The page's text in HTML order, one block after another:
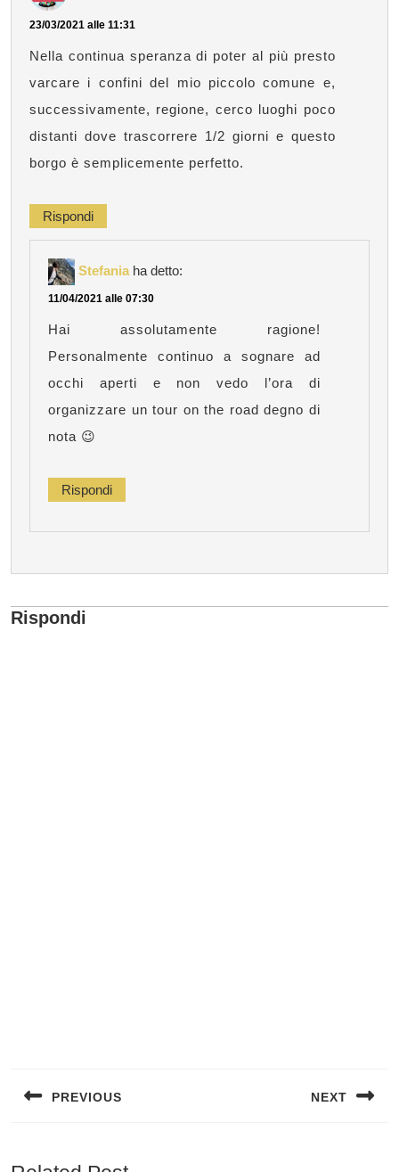
23/03/2021 alle 11:31
Nella continua speranza di poter al più presto
varcare i confini del mio piccolo comune e,
successivamente, regione, cerco luoghi poco
distanti dove trascorrere 1/2 giorni e questo
borgo è semplicemente perfetto.
Rispondi
Stefania ha detto:
11/04/2021 alle 07:30
Hai assolutamente ragione!
Personalmente continuo a sognare ad
occhi aperti e non vedo l’ora di
organizzare un tour on the road degno di
nota 😉
Rispondi
Rispondi
PREVIOUS NEXT